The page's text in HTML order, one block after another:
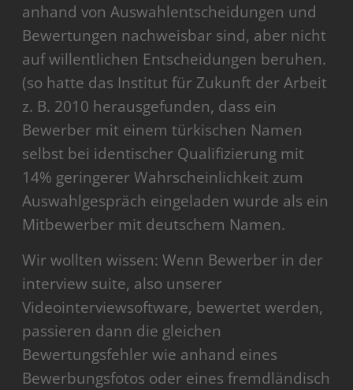
anhand von Auswahlentscheidungen und
Bewertungen nachweisbar sind, aber nicht
auf willentlichen Entscheidungen beruhen.
(so hatte das Institut für Zukunft der Arbeit
z. B. 2010 herausgefunden, dass ein
Bewerber mit einem türkischen Namen
selbst bei identischer Qualifizierung mit
14% geringerer Wahrscheinlichkeit zum
Auswahlgespräch eingeladen wurde als ein
Mitbewerber mit deutschem Namen.
Wir wollten wissen: Wenn Bewerber in der
interview suite, also unserer
Videointerviewsoftware, bewertet werden,
passieren dann die gleichen
Bewertungsfehler wie anhand eines
Bewerbungsfotos oder eines fremdländisch